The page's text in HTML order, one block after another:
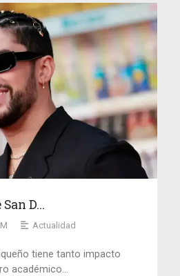
D...
Actualidad
tiene tanto impacto
académico...